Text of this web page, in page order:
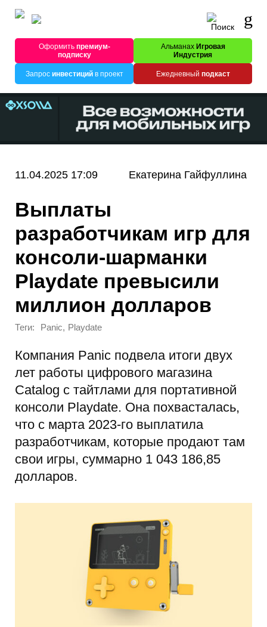
Оформитьпремиум-
подписку
Альманах Игровая
Индустрия
Запрос инвестицийв проект Ежедневный подкаст
11.04.2025 17:09 Екатерина Гайфуллина
Выплаты
разработчикам игр для
консоли-шарманки
Playdate превысили
миллион долларов
Теги: Panic, Playdate
Компания Panic подвела итоги двух
лет работы цифрового магазина
Catalog с тайтлами для портативной
консоли Playdate. Она похвасталась,
что с марта 2023-го выплатила
разработчикам, которые продают там
свои игры, суммарно 1 043 186,85
долларов.